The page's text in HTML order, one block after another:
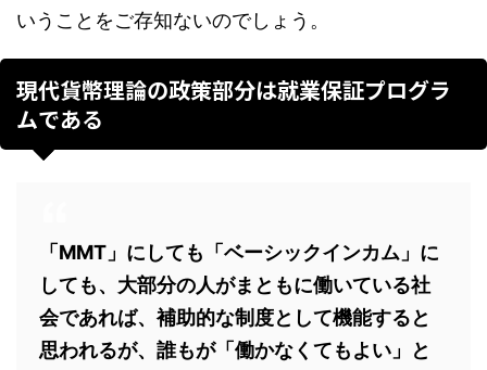
いうことをご存知ないのでしょう。
現代貨幣理論の政策部分は就業保証プログラ
ムである
「MMT」にしても「ベーシックインカム」に
しても、大部分の人がまともに働いている社
会であれば、補助的な制度として機能すると
思われるが、誰もが「働かなくてもよい」と